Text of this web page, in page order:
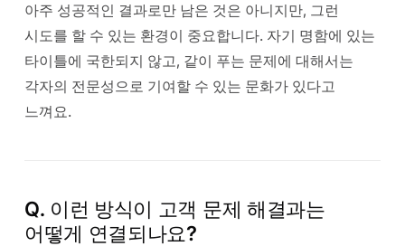
아주 성공적인 결과로만 남은 것은 아니지만, 그런
시도를 할 수 있는 환경이 중요합니다. 자기 명함에 있는
타이틀에 국한되지 않고, 같이 푸는 문제에 대해서는
각자의 전문성으로 기여할 수 있는 문화가 있다고
느껴요.
Q. 이런 방식이 고객 문제 해결과는
어떻게 연결되나요?